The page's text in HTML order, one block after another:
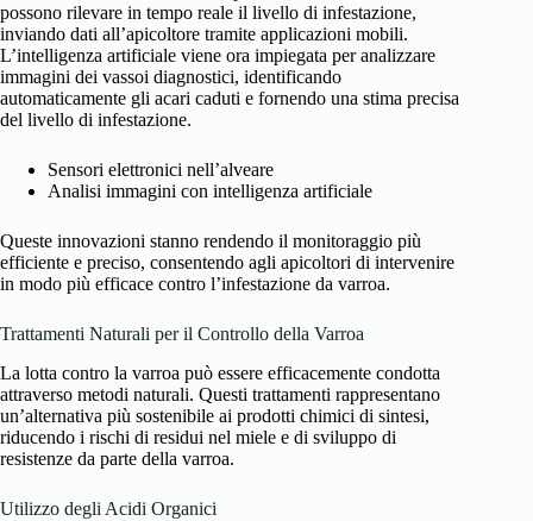
possono rilevare in tempo reale il livello di infestazione,
inviando dati all’apicoltore tramite applicazioni mobili.
L’intelligenza artificiale viene ora impiegata per analizzare
immagini dei vassoi diagnostici, identificando
automaticamente gli acari caduti e fornendo una stima precisa
del livello di infestazione.
Sensori elettronici nell’alveare
Analisi immagini con intelligenza artificiale
Queste innovazioni stanno rendendo il monitoraggio più
efficiente e preciso, consentendo agli apicoltori di intervenire
in modo più efficace contro l’infestazione da varroa.
Trattamenti Naturali per il Controllo della Varroa
La lotta contro la varroa può essere efficacemente condotta
attraverso metodi naturali. Questi trattamenti rappresentano
un’alternativa più sostenibile ai prodotti chimici di sintesi,
riducendo i rischi di residui nel miele e di sviluppo di
resistenze da parte della varroa.
Utilizzo degli Acidi Organici